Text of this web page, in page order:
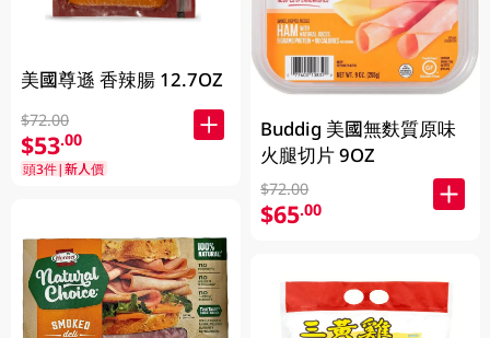
美國尊遜 香辣腸 12.7OZ
$72.00
$53.00
頭3件|新人價
Buddig 美國無麩質原味
火腿切片 9OZ
$72.00
$65.00